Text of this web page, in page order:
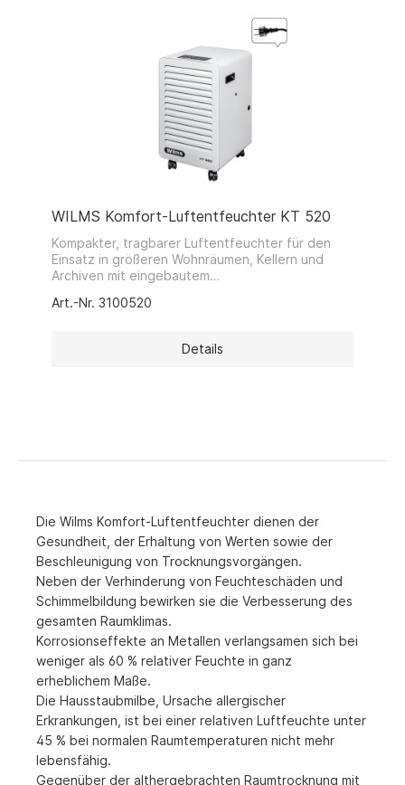
WILMS Komfort-Luftentfeuchter KT 520
Kompakter, tragbarer Luftentfeuchter für den
Einsatz in größeren Wohnräumen, Kellern und
Archiven mit eingebautem
Geräuschentwicklung durch gekapselte Bauweise
optisch ansprechendes Metallgehäuse
Art.-Nr. 3100520
Details
Die Wilms Komfort-Luftentfeuchter dienen der
Gesundheit, der Erhaltung von Werten sowie der
Beschleunigung von Trocknungsvorgängen.
Neben der Verhinderung von Feuchteschäden und
Schimmelbildung bewirken sie die Verbesserung des
gesamten Raumklimas.
Korrosionseffekte an Metallen verlangsamen sich bei
weniger als 60 % relativer Feuchte in ganz
erheblichem Maße.
Die Hausstaubmilbe, Ursache allergischer
Erkrankungen, ist bei einer relativen Luftfeuchte unter
45 % bei normalen Raumtemperaturen nicht mehr
lebensfähig.
Gegenüber der althergebrachten Raumtrocknung mit